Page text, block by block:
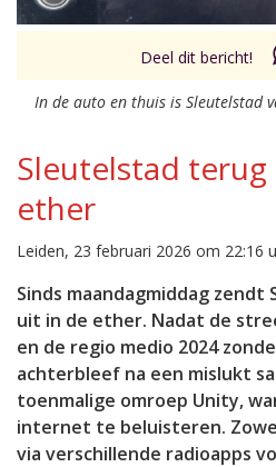
Deel dit bericht!
In de auto en thuis is Sleutelstad
Sleutelstad
ether
Leiden, 23 februari 2026 om 22:16
Sinds maandagmiddag
uit in de ether. Nadat de
en de regio medio 2024
achterbleef na een mislukt
toenmalige omroep Unity,
internet te beluisteren.
via verschillende radioapps